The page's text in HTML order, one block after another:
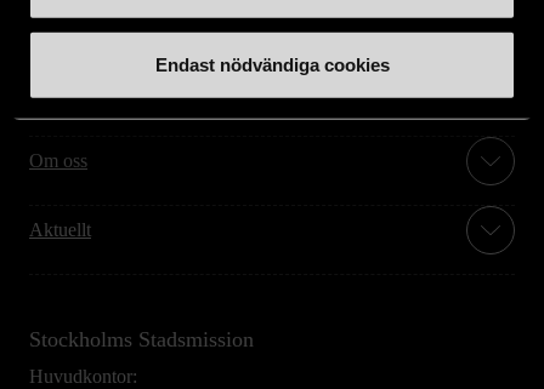
Endast nödvändiga cookies
Hitta till oss
Handla second hand online
Om oss
Aktuellt
Stockholms Stadsmission
Huvudkontor: